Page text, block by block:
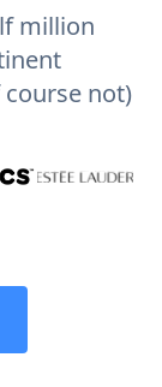
million
not)